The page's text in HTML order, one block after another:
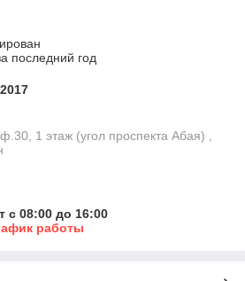
последний год
1 этаж (угол проспекта Абая) ,
с 08:00 до 16:00
работы